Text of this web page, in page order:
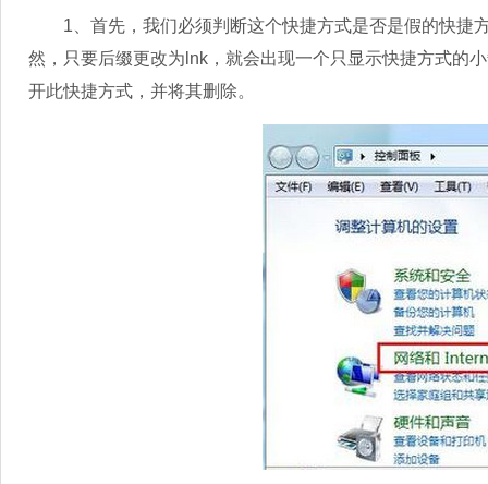
1、首先，我们必须判断这个快捷方式是否是假的快捷
然，只要后缀更改为lnk，就会出现一个只显示快捷方式的
开此快捷方式，并将其删除。